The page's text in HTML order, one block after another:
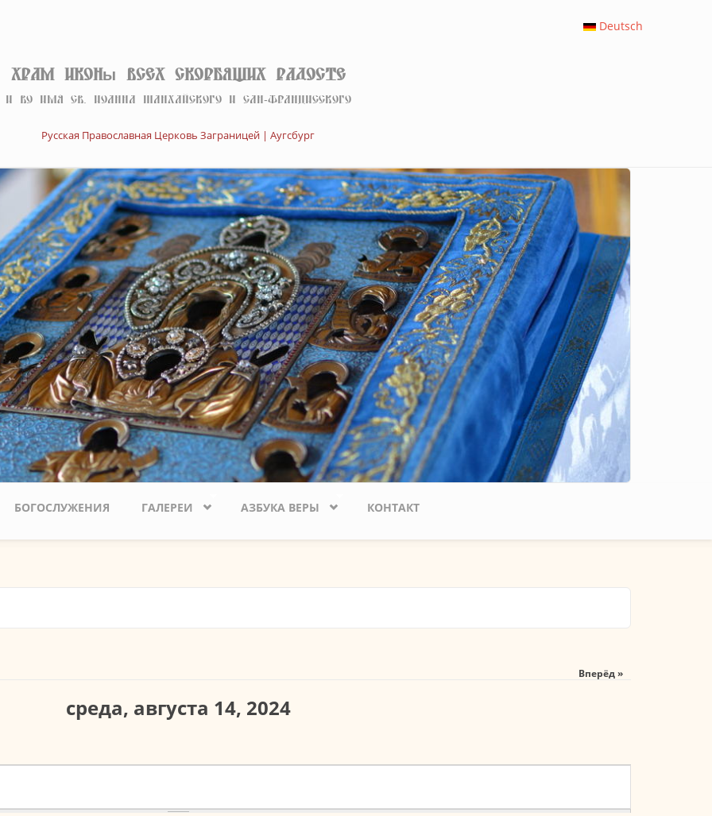
Deutsch
Храм иконы Всех скорбящих Радосте
И во имя св. Иоанна Шанхайского и Сан-Францисского
Русская Православная Церковь Заграницей | Аугсбург
БОГОСЛУЖЕНИЯ ГАЛЕРЕИ АЗБУКА ВЕРЫ КОНТАКТ
среда, августа 14, 2024
Вперёд »